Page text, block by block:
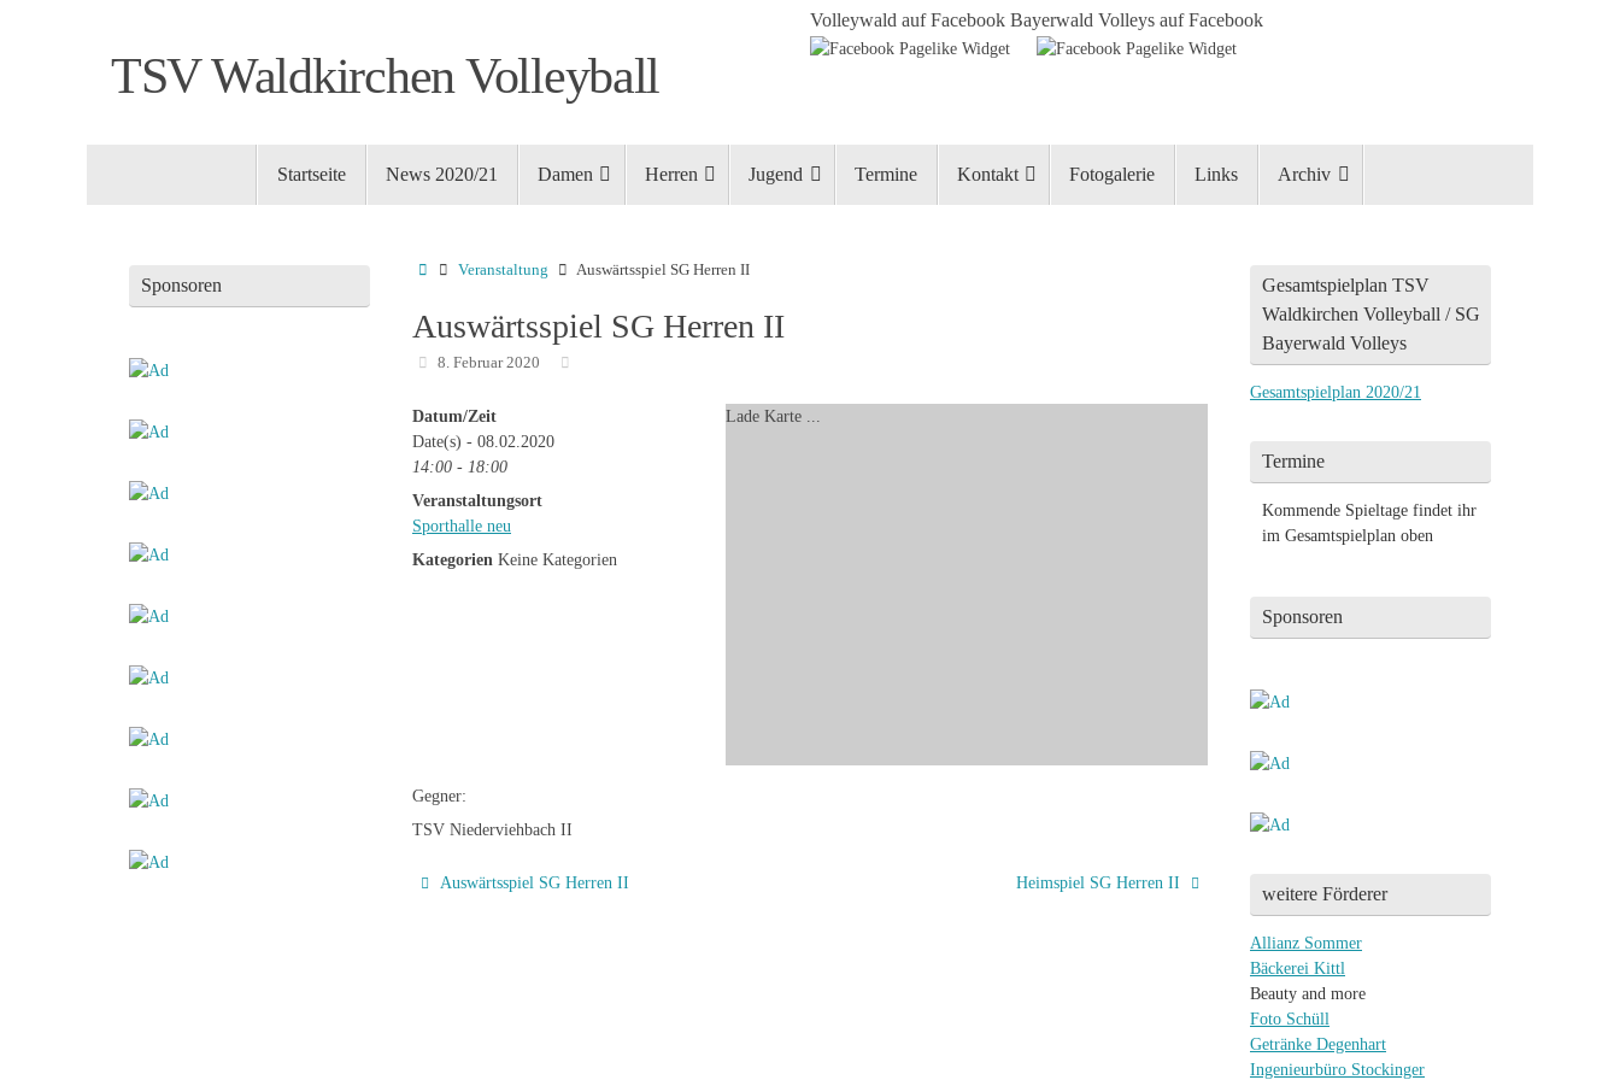
TSV Waldkirchen Volleyball
Volleywald auf Facebook Bayerwald Volleys auf Facebook
Startseite News 2020/21 Damen Herren Jugend Termine Kontakt Fotogalerie Links Archiv
Startseite
Veranstaltung Auswärtsspiel SG Herren II
Auswärtsspiel SG Herren II
8. Februar 2020
Lade Karte ...
Datum/Zeit
Date(s) - 08.02.2020
14:00 - 18:00
Veranstaltungsort
Sporthalle neu
Kategorien Keine Kategorien
Gegner:
TSV Niederviehbach II
Auswärtsspiel SG Herren II Heimspiel SG Herren II
Sponsoren
Gesamtspielplan TSV
Waldkirchen Volleyball / SG
Bayerwald Volleys
Gesamtspielplan 2020/21
Termine
Kommende Spieltage findet ihr
im Gesamtspielplan oben
Sponsoren
weitere Förderer
Allianz Sommer
Bäckerei Kittl
Beauty and more
Foto Schüll
Getränke Degenhart
Ingenieurbüro Stockinger